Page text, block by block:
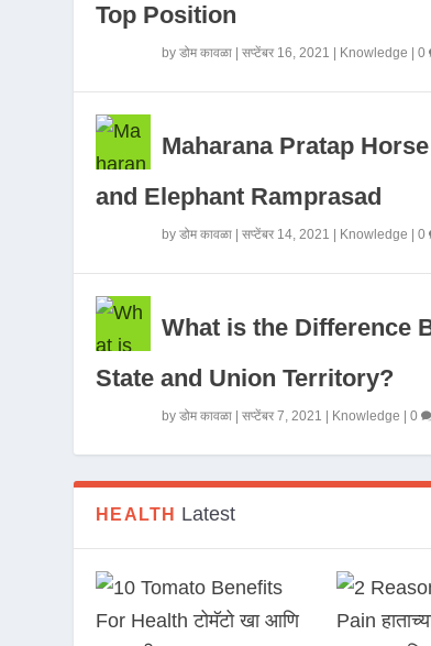
Top Position
byडोम कावळा |सप्टेंबर 16, 2021 Knowledge |0
Maharana Pratap
and Elephant Ramprasad
byडोम कावळा |सप्टेंबर 14, 2021 Knowledge |0
What is the Difference
State and Union Territory?
byडोम कावळा |सप्टेंबर 7, 2021 Knowledge |0
HEALTH Latest